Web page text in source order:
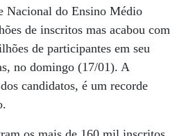
Nacional do Ensino Médio
de inscritos mas acabou com
de participantes em seu
no domingo (17/01). A
candidatos, é um recorde